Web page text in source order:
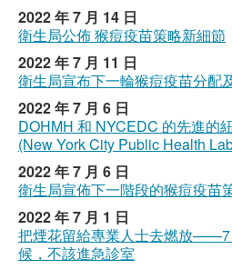
2022 年 7 月 14 日
衛生局公佈 猴痘疫苗策略新細節
2022 年 7 月 11 日
衛生局宣布下一輪猴痘疫苗分配
2022 年 7 月 6 日
DOHMH 和 NYCEDC 的先進的
(New York City Public Health
2022 年 7 月 6 日
衛生局宣佈下一階段的猴痘疫苗
2022 年 7 月 1 日
把煙花留給專業人士去燃放——7
候，不該進急診室